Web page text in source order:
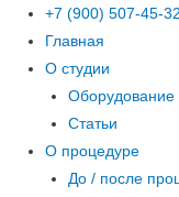
+7 (900) 507-45-32
Главная
О студии
Оборудование
Статьи
О процедуре
До / после